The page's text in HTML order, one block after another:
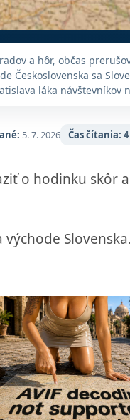
a hôr, občas
Československa sa
láka návštevníkov
však najviac žiari pre
dvojtisícovými
5. 7. 2026 Čas čítania:
o hodinku skôr